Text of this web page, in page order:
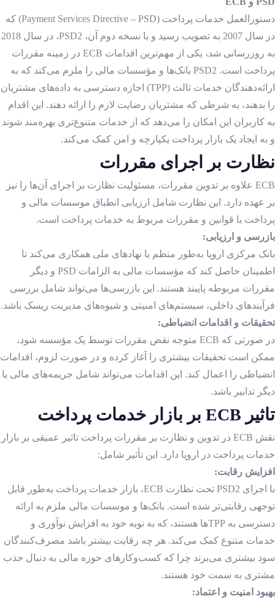
دستورالعمل خدمات پرداخت (Payment Services Directive – PSD) که
در سال 2007 به تصویب رسید و با نسخه دوم آن، PSD2، در سال 2018
به روزرسانی شد، یکی از مهم‌ترین اقدامات ECB در زمینه مقررات
پرداخت است. PSD2 بانک‌ها و مؤسسات مالی را ملزم می‌کند که به
ارائه‌دهندگان خدمات ثالث (TPP) اجازه دسترسی به داده‌های مشتریان
را بدهند، به شرطی که مشتریان رضایت لازم را ارائه دهند. این اقدام
به کاربران این امکان را می‌دهد که از خدمات متنوع‌تری بهره‌مند شوند
و به ایجاد یک بازار پرداخت یکپارچه و امن کمک می‌کند.
نظارت بر اجرای مقررات
ECB علاوه بر تدوین مقررات، مسئولیت نظارت بر اجرای آن‌ها را نیز
بر عهده دارد. این نظارت شامل ارزیابی انطباق موسسات مالی و
پرداخت با قوانین و مقررات مربوط به خدمات پرداخت است.
بازرسی و ارزیابی:
بانک مرکزی اروپا به‌طور منظم با نهادهای ملی همکاری می‌کند تا
اطمینان حاصل کند که مؤسسات مالی به الزامات PSD
و دیگر
مقررات مربوطه پایبند هستند. این بازرسی‌ها می‌تواند شامل بررسی
فرآیندهای داخلی، سیستم‌های امنیتی و شیوه‌های مدیریت ریسک باشد.
تحقیقات و اقدامات انضباطی:
در صورتی که ECB متوجه نقض مقررات توسط یک مؤسسه شود،
ممکن است تحقیقات بیشتری را آغاز کرده و در صورت لزوم، اقدامات
انضباطی را اعمال کند. این اقدامات می‌تواند شامل جریمه‌های مالی یا
دیگر تدابیر باشد.
تاثیر ECB بر بازار خدمات پرداخت
نقش ECB در تدوین و نظارت بر مقررات پرداخت تاثیر عمیقی بر بازار
خدمات پرداخت در اروپا دارد. این تأثیر شامل:
افزایش رقابت:
با اجرای PSD2 تحت نظارت ECB، بازار خدمات پرداخت به‌طور قابل
توجهی رقابتی‌تر شده است. بانک‌ها و موسسات مالی ملزم به ارائه
دسترسی به ‌TPPها هستند، که به نوبه خود به افزایش نوآوری و
خدمات متنوع کمک می‌کند. هر چه رقابت بیشتر باشد مصرف‌کنندگان
سود بیشتری می‌برند چرا که کسب‌وکارهای حوزه مالی به دنبال جذب
مشتری به سمت خود هستند.
بهبود امنیت و اعتماد: